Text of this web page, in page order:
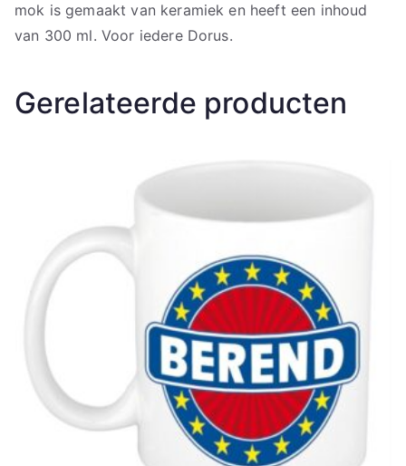
mok is gemaakt van keramiek en heeft een inhoud
van 300 ml. Voor iedere Dorus.
Gerelateerde producten